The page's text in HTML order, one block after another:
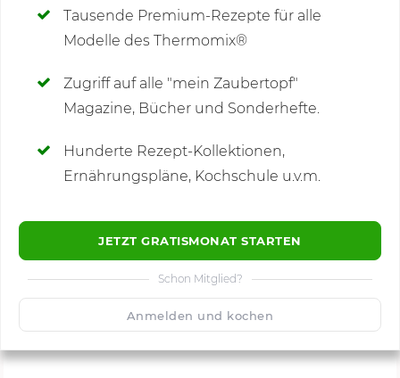
Tausende Premium-Rezepte für alle
Modelle des Thermomix®
Zugriff auf alle "mein Zaubertopf"
Magazine, Bücher und Sonderhefte.
Hunderte Rezept-Kollektionen,
Ernährungspläne, Kochschule u.v.m.
JETZT GRATISMONAT STARTEN
Schon Mitglied?
Anmelden und kochen
Kommentare(1)
🙂 Speichern